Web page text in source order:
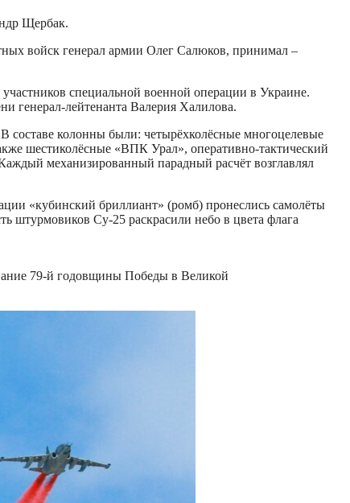
Щербак.
войск генерал армии Олег Салюков, принимал –
специальной военной операции в Украине.
генерал-лейтенанта Валерия Халилова.
составе колонны были: четырёхколёсные многоцелевые
шестиколёсные «ВПК Урал», оперативно-тактический
механизированный парадный расчёт возглавлял
«кубинский бриллиант» (ромб) пронеслись самолёты
Су-25 раскрасили небо в цвета флага
79-й годовщины Победы в Великой